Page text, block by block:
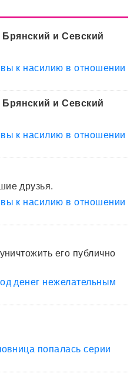
и Севский
к насилию в отношении
и Севский
к насилию в отношении
друзья.
к насилию в отношении
его публично
денег нежелательным
попалась серии